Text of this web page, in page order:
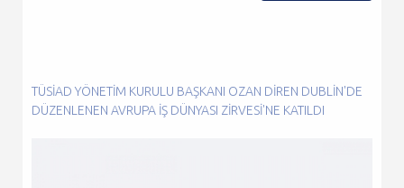
TÜSİAD YÖNETIM KURULU BAŞKANI OZAN DIREN DUBLIN'DE
DÜZENLENEN AVRUPA İŞ DÜNYASI ZIRVESI'NE KATILDI